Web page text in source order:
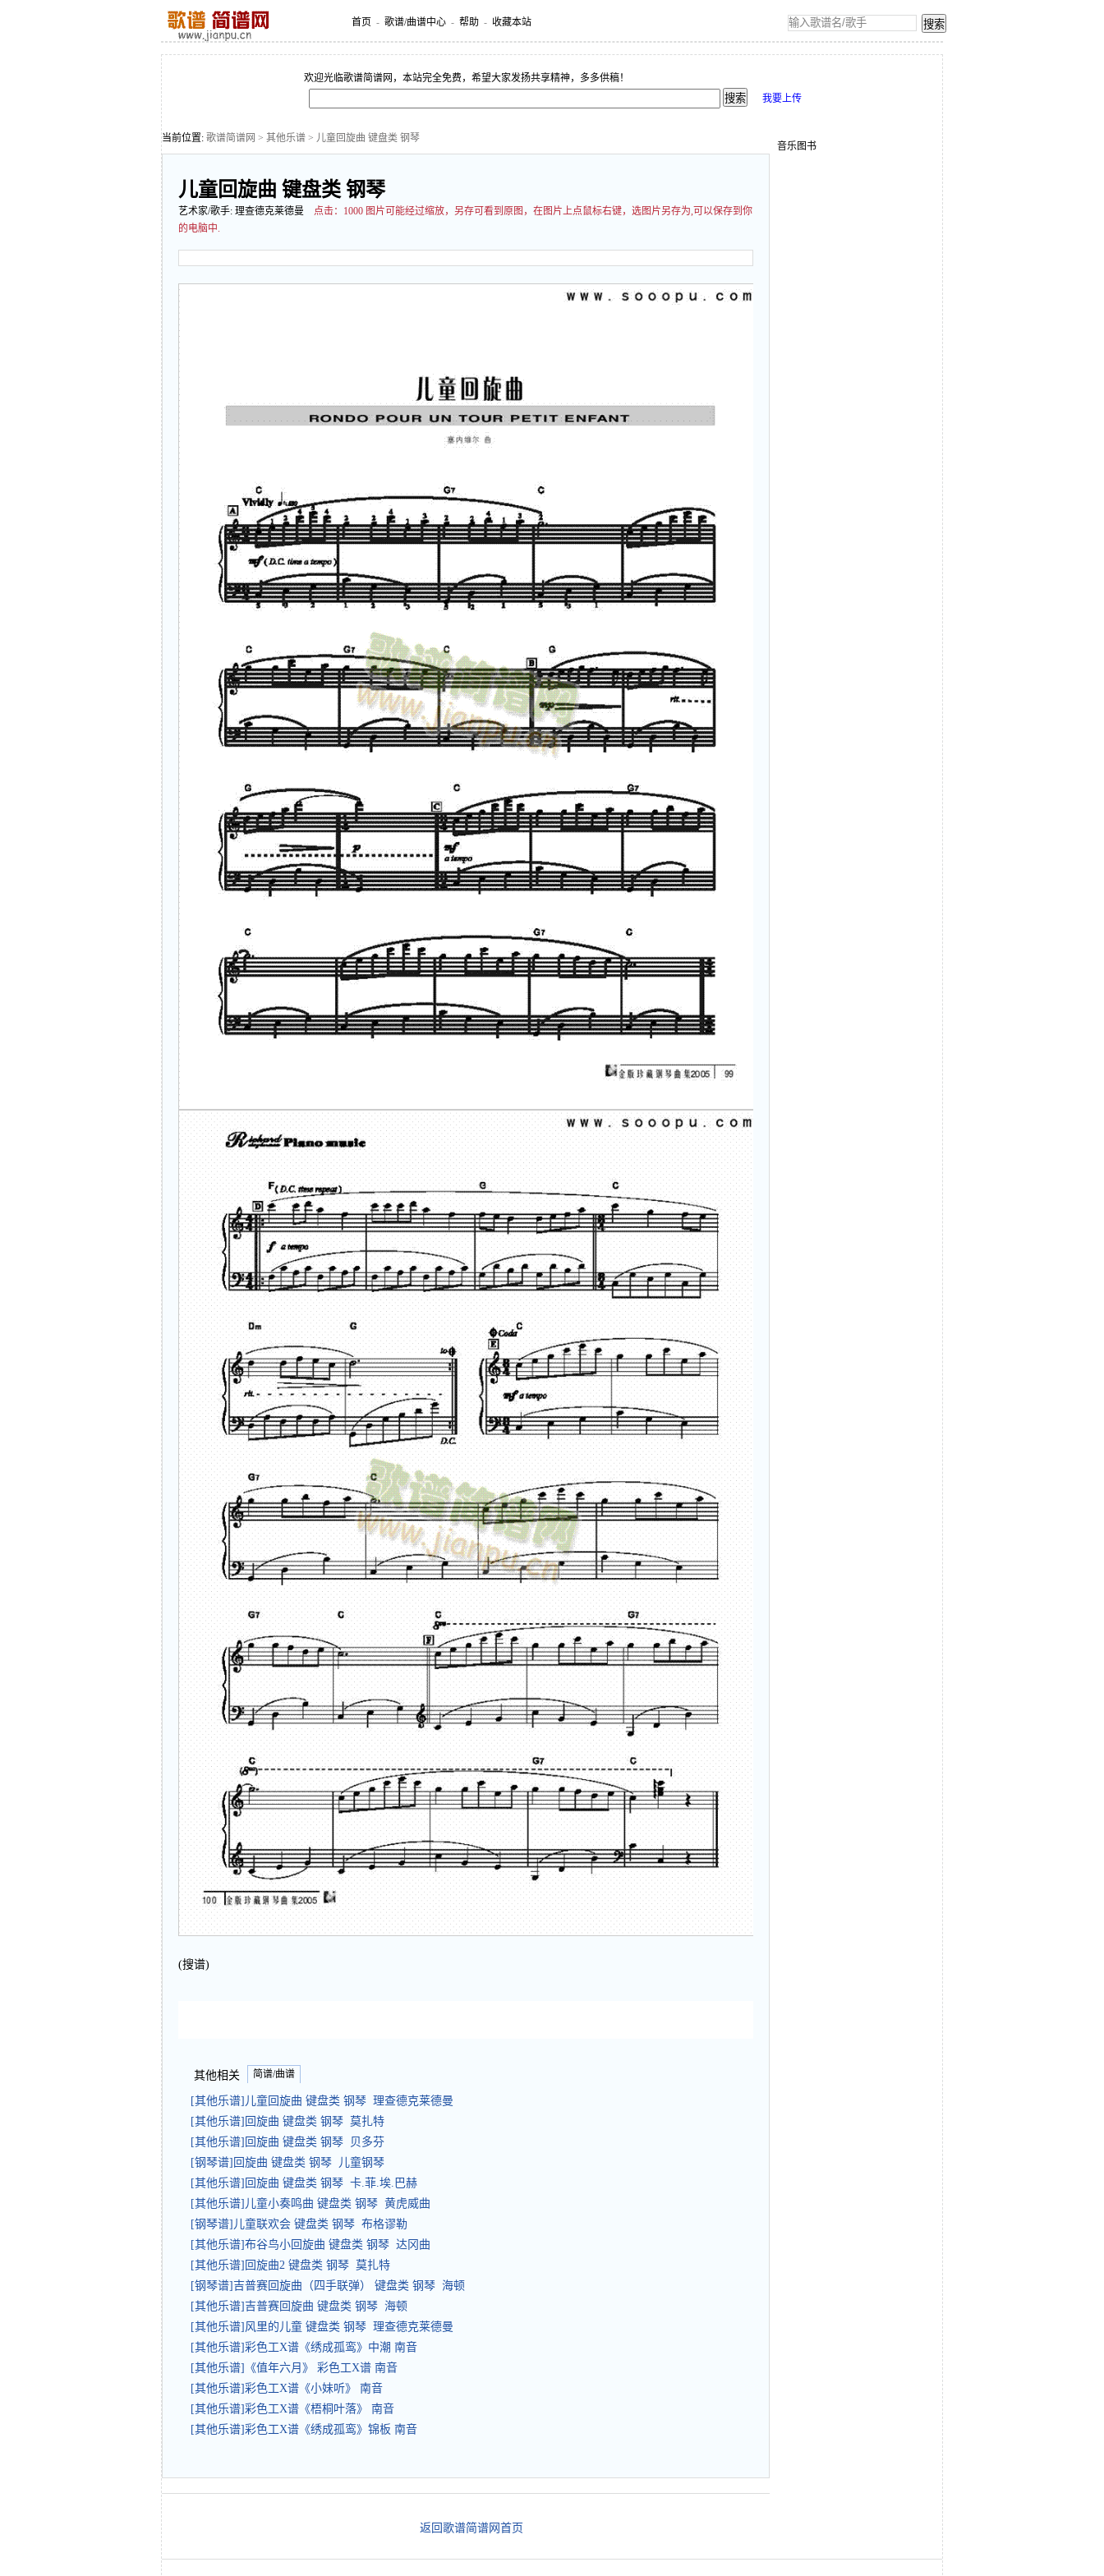
首页 - 歌谱/曲谱中心 - 帮助 - 收藏本站
欢迎光临歌谱简谱网，本站完全免费，希望大家发扬共享精神，多多供稿！
我要上传
当前位置: 歌谱简谱网 > 其他乐谱 > 儿童回旋曲 键盘类 钢琴
儿童回旋曲 键盘类 钢琴
艺术家/歌手: 理查德克莱德曼 点击： 1000 图片可能经过缩放，另存可看到原图，在图片上点鼠标右键，选图片另存为,可以保存到你
的电脑中.
(搜谱)
其他相关 简谱/曲谱
[其他乐谱]儿童回旋曲 键盘类 钢琴 理查德克莱德曼
[其他乐谱]回旋曲 键盘类 钢琴 莫扎特
[其他乐谱]回旋曲 键盘类 钢琴 贝多芬
[钢琴谱]回旋曲 键盘类 钢琴 儿童钢琴
[其他乐谱]回旋曲 键盘类 钢琴 卡.菲.埃.巴赫
[其他乐谱]儿童小奏鸣曲 键盘类 钢琴 黄虎威曲
[钢琴谱]儿童联欢会 键盘类 钢琴 布格谬勒
[其他乐谱]布谷鸟小回旋曲 键盘类 钢琴 达冈曲
[其他乐谱]回旋曲2 键盘类 钢琴 莫扎特
[钢琴谱]吉普赛回旋曲（四手联弹） 键盘类 钢琴 海顿
[其他乐谱]吉普赛回旋曲 键盘类 钢琴 海顿
[其他乐谱]风里的儿童 键盘类 钢琴 理查德克莱德曼
[其他乐谱]彩色工X谱《绣成孤鸾》中潮 南音
[其他乐谱]《值年六月》 彩色工X谱 南音
[其他乐谱]彩色工X谱《小妹听》 南音
[其他乐谱]彩色工X谱《梧桐叶落》 南音
[其他乐谱]彩色工X谱《绣成孤鸾》锦板 南音
返回歌谱简谱网首页
音乐图书